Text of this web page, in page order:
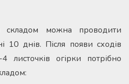
складом можна проводити
10 днів. Після появи сходів
огірки потрібно